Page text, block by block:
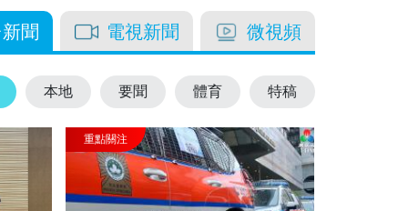
聞 電視新聞 微視頻
本地 要聞 體育 特稿